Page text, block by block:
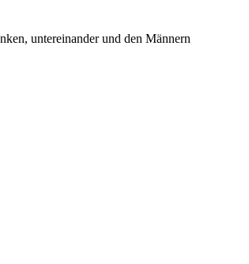
untereinander und den Männern